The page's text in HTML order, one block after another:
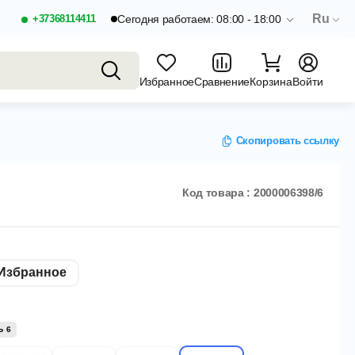
+37368114411 Сегодня работаем: 08:00 - 18:00 Ru
ИзбранноеСравнениеКорзинаВойти
Скопировать ссылку
Код товара : 2000006398/6
6